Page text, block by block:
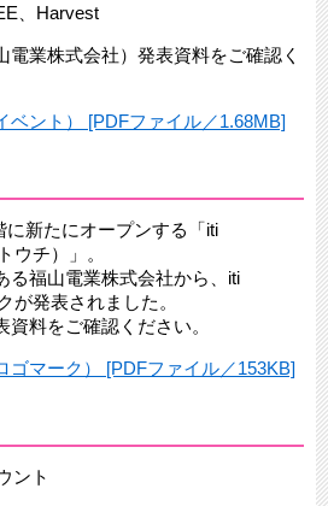
、Harvest
電業株式会社）発表資料をご確認く
ベント） [PDFファイル／1.68MB]
新たにオープンする「iti
チ）」。
る福山電業株式会社から、iti
が発表されました。
料をご確認ください。
ゴマーク） [PDFファイル／153KB]
ント